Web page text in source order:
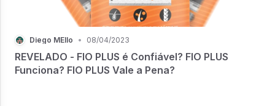
Diego MEllo • 08/04/2023
REVELADO - FIO PLUS é Confiável? FIO PLUS
Funciona? FIO PLUS Vale a Pena?